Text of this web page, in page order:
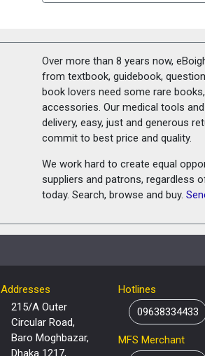
Over more than 8 years now,
from textbook, guidebook,
book lovers need some rare
accessories. Our medical tools
delivery, easy, just and generous
commit to best price and quality.
We work hard to create equal
suppliers and patrons, regardless
today. Search, browse and buy.
Addresses
215/A Outer
Circular Road,
Baro Moghbazar,
Dhaka 1217,
Hotlines
09638334433
MFS Merchant